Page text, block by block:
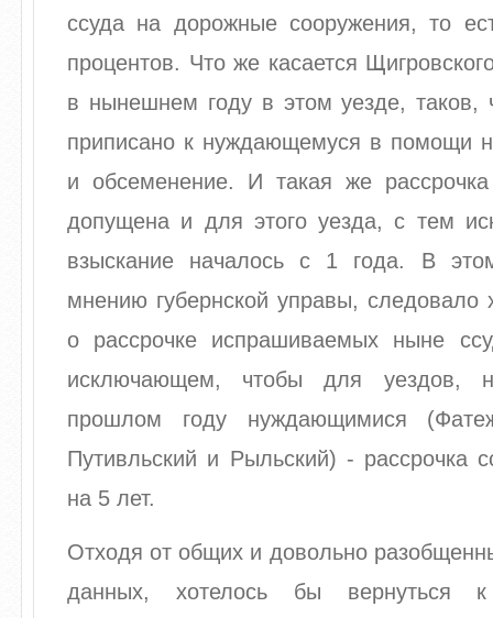
ссуда на дорожные сооружения, то
процентов. Что же касается
в нынешнем году в этом уезде, таков,
приписано к нуждающемуся в помощи
и обсеменение. И такая же
допущена и для этого уезда, с тем
взыскание началось с 1 года. В
мнению губернской управы, следовало
о рассрочке испрашиваемых ныне
исключающем, чтобы для уездов,
прошлом году нуждающимися
Путивльский и Рыльский) - рассрочка
на 5 лет.
Отходя от общих и довольно
данных, хотелось бы вернуться